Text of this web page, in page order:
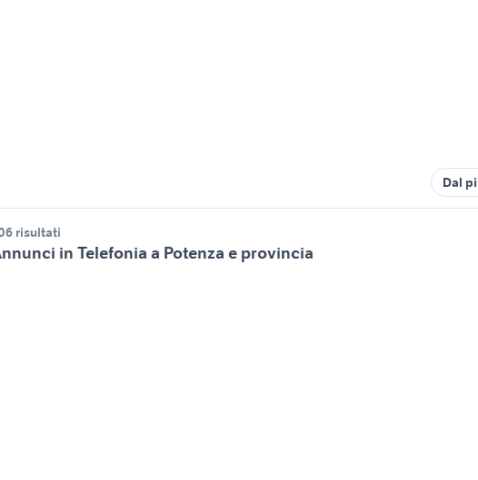
Dal
risultati
in Telefonia a Potenza e provincia